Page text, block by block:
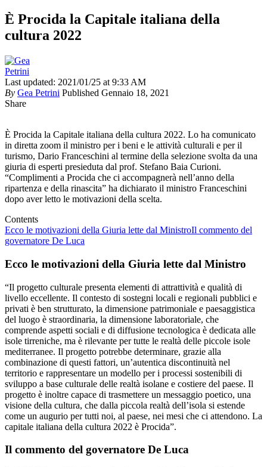
È Procida la Capitale italiana della
cultura 2022
Last updated: 2021/01/25 at 9:33 AM
By Gea Petrini Published Gennaio 18, 2021
Share
È Procida la Capitale italiana della cultura 2022. Lo ha comunicato
in diretta zoom il ministro per i beni e le attività culturali e per il
turismo, Dario Franceschini al termine della selezione svolta da una
giuria di esperti presieduta dal prof. Stefano Baia Curioni.
“Complimenti a Procida che ci accompagnerà nell’anno della
ripartenza e della rinascita” ha dichiarato il ministro Franceschini
dopo aver letto le motivazioni della scelta.
Contents
Ecco le motivazioni della Giuria lette dal MinistroIl commento del
governatore De Luca
Ecco le motivazioni della Giuria lette dal Ministro
“Il progetto culturale presenta elementi di attrattività e qualità di
livello eccellente. Il contesto di sostegni locali e regionali pubblici e
privati è ben strutturato, la dimensione patrimoniale e paesaggistica
del luogo è straordinaria, la dimensione laboratoriale, che
comprende aspetti sociali e di diffusione tecnologica è dedicata alle
isole tirreniche, ma è rilevante per tutte le realtà delle piccole isole
mediterranee. Il progetto potrebbe determinare, grazie alla
combinazione di questi fattori, un’autentica discontinuità nel
territorio e rappresentare un modello per i processi sostenibili di
sviluppo a base culturale delle realtà isolane e costiere del paese. Il
progetto è inoltre capace di trasmettere un messaggio poetico, una
visione della cultura, che dalla piccola realtà dell’isola si estende
come un augurio per tutti noi, al paese, nei mesi che ci attendono. La
capitale italiana della cultura 2022 è Procida”.
Il commento del governatore De Luca